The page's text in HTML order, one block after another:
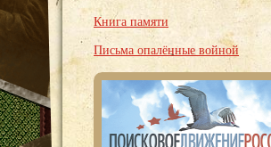
Книга памяти
Письма опалённые войной